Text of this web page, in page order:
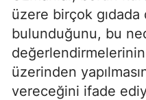
üzere birçok gıdada
bulunduğunu, bu
üzerinden
vereceğini ifade